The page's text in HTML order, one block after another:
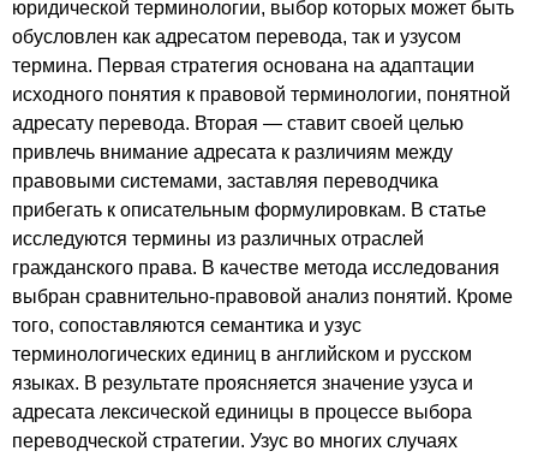
юридической терминологии, выбор которых может быть
обусловлен как адресатом перевода, так и узусом
термина. Первая стратегия основана на адаптации
исходного понятия к правовой терминологии, понятной
адресату перевода. Вторая — ставит своей целью
привлечь внимание адресата к различиям между
правовыми системами, заставляя переводчика
прибегать к описательным формулировкам. В статье
исследуются термины из различных отраслей
гражданского права. В качестве метода исследования
выбран сравнительно-правовой анализ понятий. Кроме
того, сопоставляются семантика и узус
терминологических единиц в английском и русском
языках. В результате проясняется значение узуса и
адресата лексической единицы в процессе выбора
переводческой стратегии. Узус во многих случаях